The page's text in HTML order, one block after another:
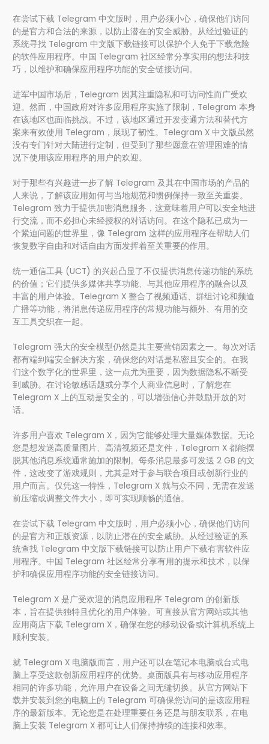
在尝试下载 Telegram 中文版时，用户必须小心，确保他们访问
的是官方和合法的来源，以防止潜在的安全威胁。从经过验证的
系统寻找 Telegram 中文版下载链接可以保护个人免于下载危险
的软件应用程序。中国 Telegram 社区经常分享实用的想法和技
巧，以维护和确保应用程序功能的安全链接访问。
进军中国市场后，Telegram 因其注重隐私和可访问性而广受欢
迎。然而，中国政府对许多应用程序实施了限制，Telegram 本身
在该地区也面临挑战。不过，该地区通过开发变通方法和替代方
案来有效使用 Telegram，展现了韧性。Telegram X 中文版虽然
没有专门针对大陆进行定制，但受到了那些愿意在管理困难的情
况下使用该应用程序的用户的欢迎。
对于那些有兴趣进一步了解 Telegram 及其在中国市场的产品的
人来说，了解该应用如何与当地规范和惯例保持一致至关重要。
Telegram 致力于提供加密消息服务，这意味着用户可以安全地进
行交流，而不必担心未经授权的对话访问。在这个隐私已成为一
个紧迫问题的世界里，像 Telegram 这样的应用程序在帮助人们
恢复数字自由和对话自由方面发挥着至关重要的作用。
统一通信工具 (UCT) 的兴起凸显了不仅提供消息传递功能的系统
的价值；它们提供多媒体共享功能、与其他应用程序的融合以及
丰富的用户体验。Telegram X 整合了视频通话、群组讨论和频道
广播等功能，将消息传递应用程序的常规功能与额外、有用的交
互工具交织在一起。
Telegram 强大的安全模型仍然是其主要营销因素之一。每次对话
都有端到端安全解决方案，确保您的对话是私密且安全的。在我
们这个数字化的世界里，这一点尤为重要，因为数据隐私不断受
到威胁。在讨论敏感话题或分享个人商业信息时，了解您在
Telegram X 上的互动是安全的，可以增强信心并鼓励开放的对
话。
许多用户喜欢 Telegram X，因为它能够处理大量媒体数据。无论
您是想发送高质量图片、高清视频还是文件，Telegram X 都能摆
脱其他消息系统通常施加的限制。每条消息最多可发送 2 GB 的文
件，这改变了游戏规则，尤其是对于参与联合项目或创新行业的
用户而言。仅凭这一特性，Telegram X 就与众不同，无需在发送
前压缩或调整文件大小，即可实现顺畅的通信。
在尝试下载 Telegram 中文版时，用户必须小心，确保他们访问
的是官方和正版资源，以防止潜在的安全威胁。从经过验证的系
统查找 Telegram 中文版下载链接可以防止用户下载有害软件应
用程序。中国 Telegram 社区经常分享有用的提示和技术，以保
护和确保应用程序功能的安全链接访问。
Telegram X 是广受欢迎的消息应用程序 Telegram 的创新版
本，旨在提供独特且优化的用户体验。可直接从官方网站或其他
应用商店下载 Telegram X，确保在您的移动设备或计算机系统上
顺利安装。
就 Telegram X 电脑版而言，用户还可以在笔记本电脑或台式电
脑上享受这款创新应用程序的优势。桌面版具有与移动应用程序
相同的许多功能，允许用户在设备之间无缝切换。从官方网站下
载并安装到您的电脑上的 Telegram 可确保您访问的是该应用程
序的最新版本。无论您是在处理重要任务还是与朋友联系，在电
脑上安装 Telegram X 都可让人们保持持续的连接和效率。